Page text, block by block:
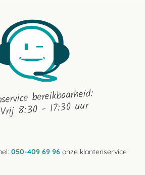
bereikbaarheid:
8:30 - 17:30 uur
050-409 69 96 onze klantenservice